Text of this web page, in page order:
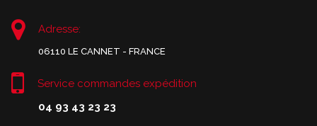
Adresse:
06110 LE CANNET - FRANCE
Service commandes expédition
04 93 43 23 23